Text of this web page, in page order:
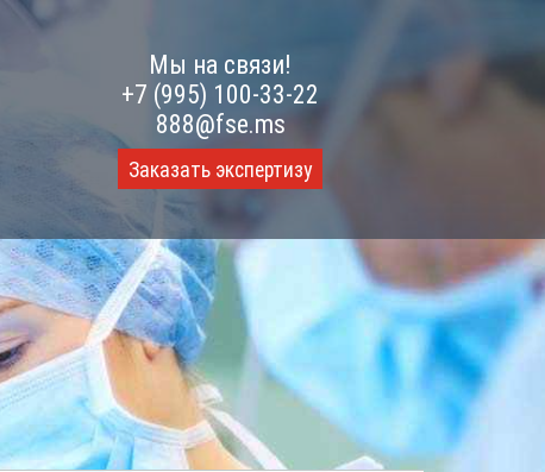
Мы на связи!
+7 (995) 100-33-22
888@fse.ms
Заказать экспертизу